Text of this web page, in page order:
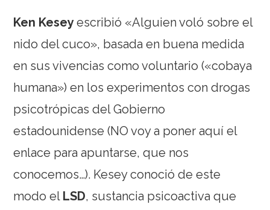
Ken Keseyescribió «Alguien voló sobre el
nido del cuco», basada en buena medida
en sus vivencias como voluntario («cobaya
humana») en los experimentos con drogas
psicotrópicas del Gobierno
estadounidense (NO voy a poner aquí el
enlace para apuntarse, que nos
conocemos…). Kesey conoció de este
modo el LSD, sustancia psicoactiva que